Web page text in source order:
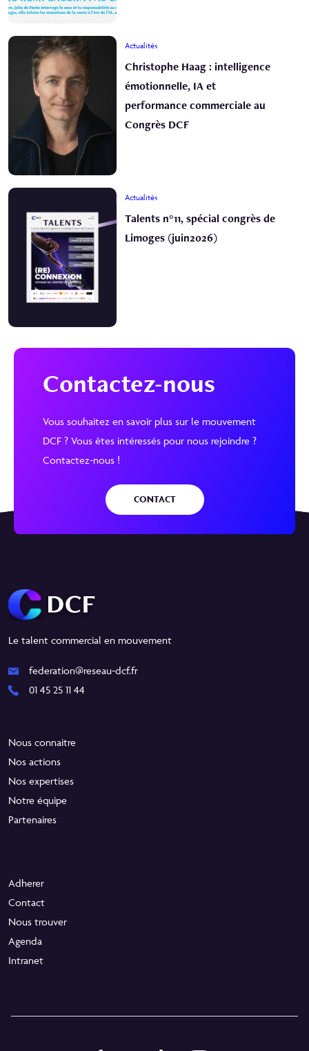
Actualités
Christophe Haag : intelligence
émotionnelle, IA et
performance commerciale au
Congrès DCF
Actualités
Talents n°11, spécial congrès de
Limoges (juin2026)
Contactez-nous
Vous souhaitez en savoir plus sur le mouvement
DCF ? Vous êtes intéressés pour nous rejoindre ?
Contactez-nous !
CONTACT
Le talent commercial en mouvement
federation@reseau-dcf.fr
01 45 25 11 44
Nous connaitre
Nos actions
Nos expertises
Notre équipe
Partenaires
Adherer
Contact
Nous trouver
Agenda
Intranet